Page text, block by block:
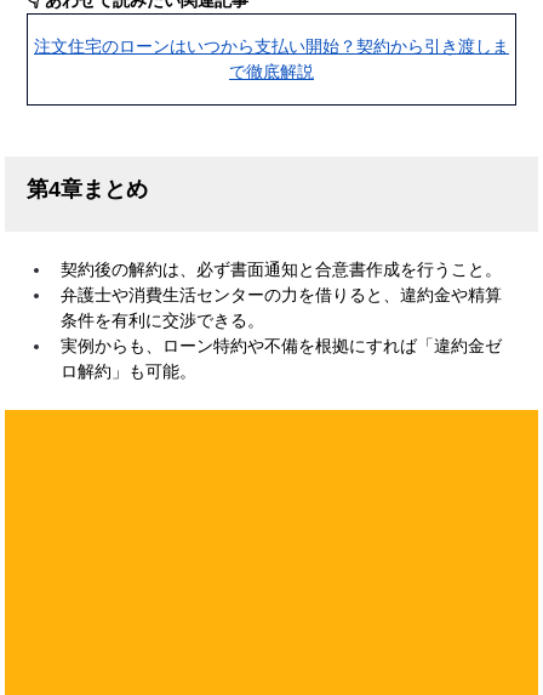
注文住宅のローンはいつから支払い開始？契約から引き渡しま
で徹底解説
第4章まとめ
契約後の解約は、必ず書面通知と合意書作成を行うこと。
弁護士や消費生活センターの力を借りると、違約金や精算
条件を有利に交渉できる。
実例からも、ローン特約や不備を根拠にすれば「違約金ゼ
ロ解約」も可能。